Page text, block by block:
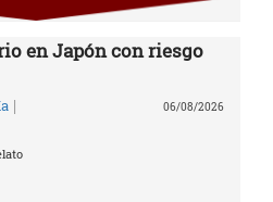
en Japón con riesgo
| 06/08/2026